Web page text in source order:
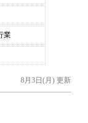
業
8月3日(月) 更新